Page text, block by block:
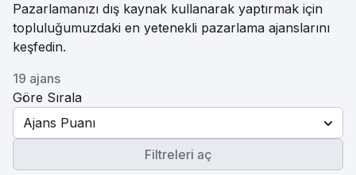
Pazarlamanızı dış kaynak kullanarak yaptırmak için
topluluğumuzdaki en yetenekli pazarlama ajanslarını
keşfedin.
19 ajans
Göre Sırala
Ajans Puanı
Filtreleri aç